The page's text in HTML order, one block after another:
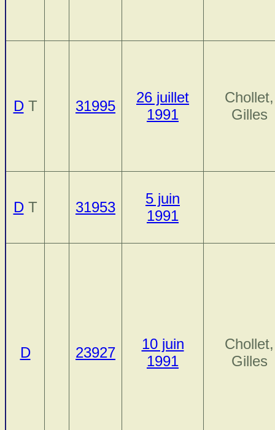
DT 31995
26 juillet
1991
Chollet,
Gilles
DT 31953
5 juin
1991
D 23927
10 juin
1991
Chollet,
Gilles